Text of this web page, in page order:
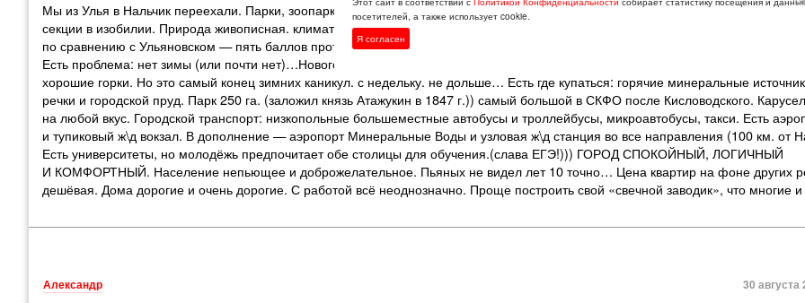
Мы из Улья в Нальчик переехали. Парки, зоопарк, школы, садики — всё в наличии. Школы искусств, кружки по интересам.
секции в изобилии. Природа живописная. климат курортный. Экология на четыре балла, питьевая вода пьётся без кипячения.
по сравнению с Ульяновском — пять баллов против двух. Дочь приезжает из Ульяновска — гуляем по ночному Нальчику чуть не
Есть проблема: нет зимы (или почти нет)…Новогодняя ночь + 17 тепла — не для каждого. Но на санках успевают покататься. В
хорошие горки. Но это самый конец зимних каникул. с недельку. не дольше… Есть где купаться: горячие минеральные
речки и городской пруд. Парк 250 га. (заложил князь Атажукин в 1847 г.)) самый большой в СКФО после Кисловодского.
на любой вкус. Городской транспорт: низкопольные большеместные автобусы и троллейбусы, микроавтобусы, такси. Есть
и тупиковый ж\д вокзал. В дополнение — аэропорт Минеральные Воды и узловая ж\д станция во все направления (100 км. от
Есть университеты, но молодёжь предпочитает обе столицы для обучения.(слава ЕГЭ!))) ГОРОД СПОКОЙНЫЙ, ЛОГИЧНЫЙ
И КОМФОРТНЫЙ. Население непьющее и доброжелательное. Пьяных не видел лет 10 точно… Цена квартир на фоне других
дешёвая. Дома дорогие и очень дорогие. С работой всё неоднозначно. Проще построить свой «свечной заводик», что многие
Александр 30 августа
посетителей, а также использует cookie.
Я согласен